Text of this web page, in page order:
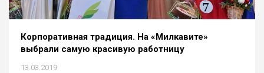
Корпоративная традиция. На «Милкавите»
выбрали самую красивую работницу
13.03.2019